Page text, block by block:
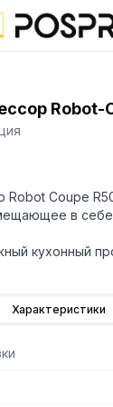
Robot-
Coupe
в себе
кухонный
оборудования
доступны
теста,
Характеристики